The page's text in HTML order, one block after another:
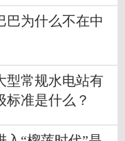
巴为什么不在中
型常规水电站有
标准是什么？